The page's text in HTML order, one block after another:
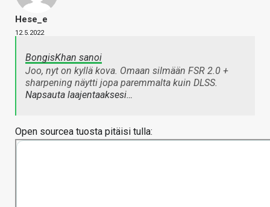
Hese_e
12.5.2022
BongisKhan sanoi
Joo, nyt on kyllä kova. Omaan silmään FSR 2.0 +
sharpening näytti jopa paremmalta kuin DLSS.
Napsauta laajentaaksesi…
Open sourcea tuosta pitäisi tulla: